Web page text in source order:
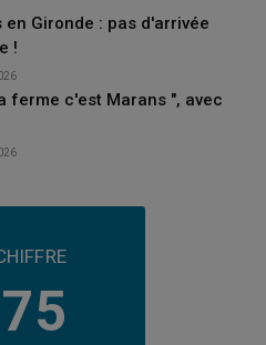
en Gironde : pas d'arrivée
!
ferme c'est Marans ", avec